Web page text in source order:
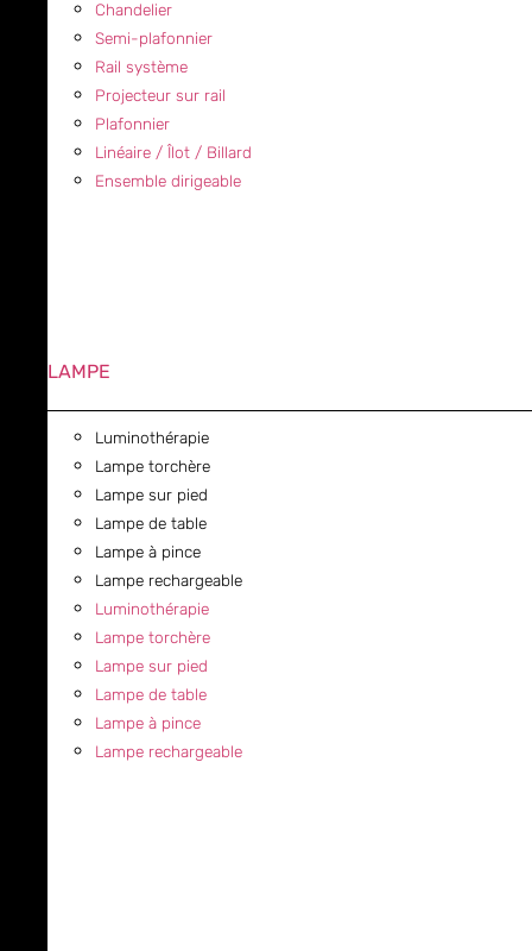
Chandelier
Semi-plafonnier
Rail système
Projecteur sur rail
Plafonnier
Linéaire / Îlot / Billard
Ensemble dirigeable
LAMPE
Luminothérapie
Lampe torchère
Lampe sur pied
Lampe de table
Lampe à pince
Lampe rechargeable
Luminothérapie
Lampe torchère
Lampe sur pied
Lampe de table
Lampe à pince
Lampe rechargeable